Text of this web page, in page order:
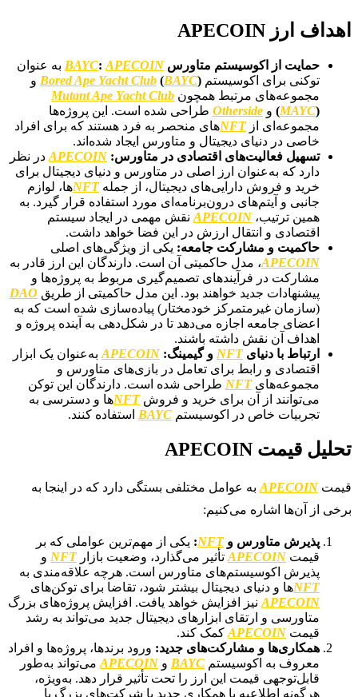
اهداف ارز APECOIN
حمایت از اکوسیستم متاورس BAYC: APECOIN
به عنوان
توکنی برای اکوسیستم
Bored Ape Yacht Club (BAYC)
و
مجموعه‌های مرتبط همچون Mutant Ape Yacht Club
(MAYC) و Otherside طراحی شده است. این پروژه‌ها
مجموعه‌ای ازNFTهای منحصر به فرد هستند که برای افراد
خاصی در دنیای دیجیتال و متاورس ایجاد شده‌اند.
تسهیل فعالیت‌های اقتصادی در متاورس: APECOIN در نظر
دارد که به‌عنوان ارز اصلی در متاورس و دنیای دیجیتال برای
خرید و فروش دارایی‌های دیجیتال، از جملهNFTها، لوازم
جانبی و آیتم‌های درون‌برنامه‌ای مورد استفاده قرار گیرد. به
همین ترتیب، APECOIN نقش مهمی در ایجاد سیستم
اقتصادی و انتقال ارزش در این فضا خواهد داشت.
حاکمیت و مشارکت جامعه: یکی از ویژگی‌های اصلی
APECOIN، مدل حاکمیتی آن است. دارندگان این ارز قادر به
مشارکت در فرآیندهای تصمیم‌گیری مربوط به پروژه‌ها و
پیشنهادات جدید خواهند بود. این مدل حاکمیتی از طریق DAO
(سازمان غیرمتمرکز خودمختار) پیاده‌سازی شده است که به
اعضای جامعه اجازه می‌دهد تا در شکل‌دهی به آینده پروژه و
اهداف آن نقش داشته باشند.
ارتباط با دنیایNFT و گیمینگ: APECOIN به‌عنوان یک ابزار
اقتصادی و رابط برای تعامل در بازی‌های متاورس و
مجموعه‌هایNFT طراحی شده است. دارندگان این توکن
می‌توانند از آن برای خرید و فروشNFTها و دسترسی به
تجربیات خاص در اکوسیستم BAYC استفاده کنند.
تحلیل قیمت APECOIN
قیمت APECOIN به عوامل مختلفی بستگی دارد که در اینجا به
برخی از آن‌ها اشاره می‌کنیم:
پذیرش متاورس وNFT
: یکی از مهم‌ترین عواملی که بر
قیمت APECOIN تأثیر می‌گذارد، وضعیت بازارNFT و
پذیرش اکوسیستم‌های متاورس است. هرچه علاقه‌مندی به
NFTها و دنیای دیجیتال بیشتر شود، تقاضا برای توکن‌های
APECOIN نیز افزایش خواهد یافت. افزایش پروژه‌های بزرگ
متاورسی و ارتقای ابزارهای دیجیتال جدید می‌تواند به رشد
قیمت APECOIN کمک کند.
همکاری‌ها و مشارکت‌های جدید: ورود برندها، پروژه‌ها و افراد
معروف به اکوسیستم BAYC و APECOIN می‌تواند به‌طور
قابل‌توجهی قیمت این ارز را تحت تأثیر قرار دهد. به‌ویژه،
هرگونه اطلاعیه یا همکاری جدید با شرکت‌های بزرگ یا